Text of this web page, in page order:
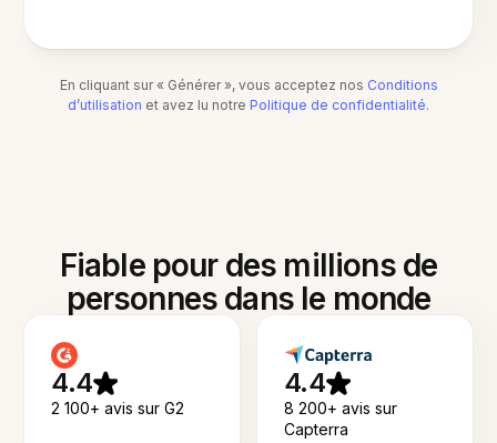
En cliquant sur « Générer », vous acceptez nos Conditions
d’utilisation et avez lu notre Politique de confidentialité.
Fiable pour des millions de
personnes dans le monde
4.4
2 100+ avis sur G2
4.4
8 200+ avis sur
Capterra